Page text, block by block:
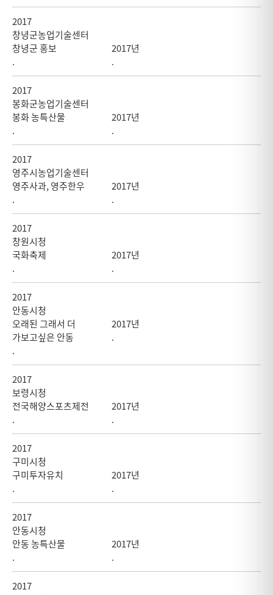
2017
창녕군농업기술센터
창녕군 홍보
2017년
.
.
2017
봉화군농업기술센터
봉화 농특산물
2017년
.
.
2017
영주시농업기술센터
영주사과, 영주한우
2017년
.
.
2017
창원시청
국화축제
2017년
.
.
2017
안동시청
오래된 그래서 더
가보고싶은 안동
2017년
.
.
2017
보령시청
전국해양스포츠제전
2017년
.
.
2017
구미시청
구미투자유치
2017년
.
.
2017
안동시청
안동 농특산물
2017년
.
.
2017